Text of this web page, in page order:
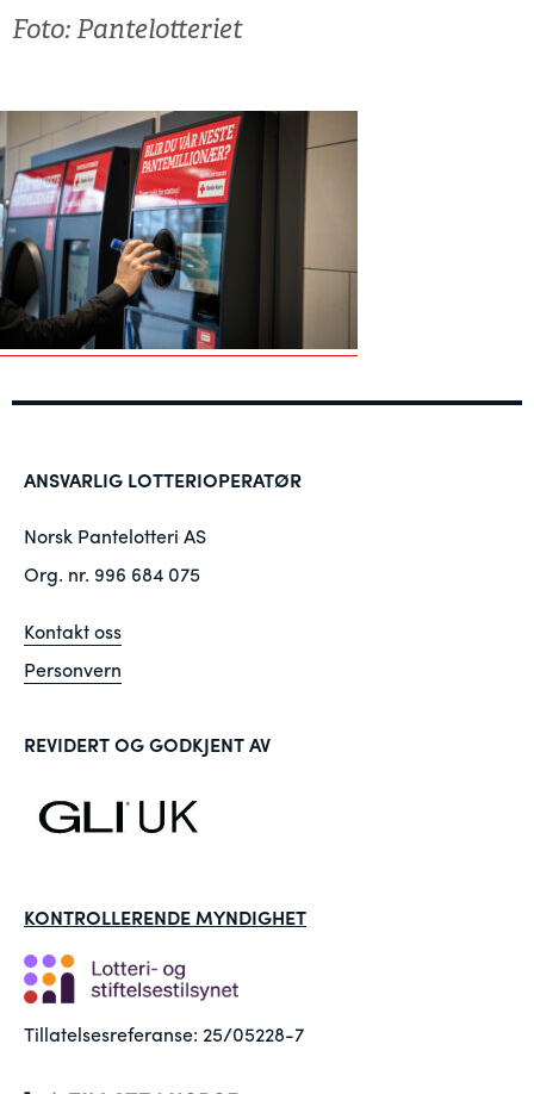
Foto: Pantelotteriet
ANSVARLIG LOTTERIOPERATØR
Norsk Pantelotteri AS
Org. nr. 996 684 075
Kontakt oss
Personvern
REVIDERT OG GODKJENT AV
KONTROLLERENDE MYNDIGHET
Tillatelsesreferanse: 25/05228-7